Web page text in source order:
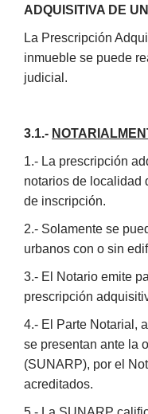
ADQUISITIVA DE
La Prescripción
inmueble se puede
judicial.
3.1.-
1.- La prescripción
notarios de localidad
de inscripción.
2.- Solamente se
urbanos con o sin
3.- El Notario emite
prescripción
4.- El Parte Notarial,
se presentan ante la
(SUNARP), por el
acreditados.